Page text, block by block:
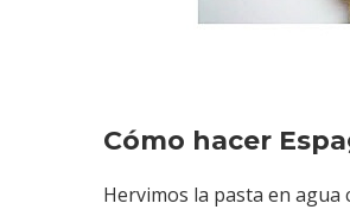
Cómo hacer
Hervimos la pasta en agua